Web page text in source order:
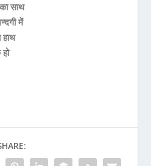
साथ
में